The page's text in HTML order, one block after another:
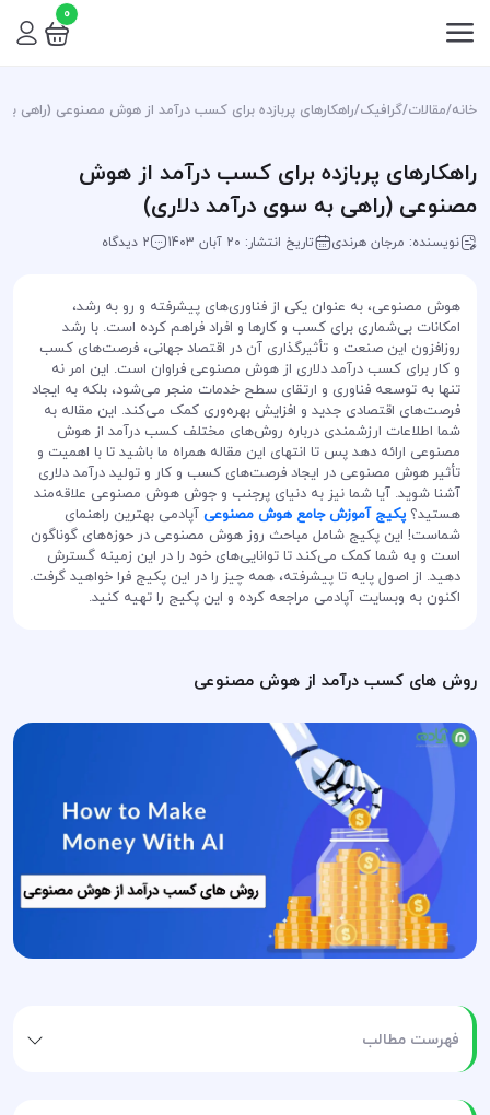
0
خانه/مقالات/گرافیک/راهکارهای پربازده برای کسب درآمد از هوش مصنوعی (راهی
راهکارهای پربازده برای کسب درآمد از هوش
مصنوعی (راهی به سوی درآمد دلاری)
نویسنده: مرجان هرندی تاریخ انتشار: 20 آبان 1403 2 دیدگاه
هوش مصنوعی، به عنوان یکی از فناوری‌های پیشرفته و رو به رشد،
امکانات بی‌شماری برای کسب و کارها و افراد فراهم کرده است. با رشد
روزافزون این صنعت و تأثیرگذاری آن در اقتصاد جهانی، فرصت‌های کسب
و کار برای کسب درآمد دلاری از هوش مصنوعی فراوان است. این امر نه
تنها به توسعه فناوری و ارتقای سطح خدمات منجر می‌شود، بلکه به ایجاد
فرصت‌های اقتصادی جدید و افزایش بهره‌وری کمک می‌کند. این مقاله به
شما اطلاعات ارزشمندی درباره روش‌های مختلف کسب درآمد از هوش
مصنوعی ارائه دهد پس تا انتهای این مقاله همراه ما باشید تا با اهمیت و
تأثیر هوش مصنوعی در ایجاد فرصت‌های کسب و کار و تولید درآمد دلاری
آشنا شوید. آیا شما نیز به دنیای پرجنب و جوش هوش مصنوعی علاقه‌مند
هستید؟پکیج آموزش جامع هوش مصنوعیآپادمی بهترین راهنمای
شماست! این پکیج شامل مباحث روز هوش مصنوعی در حوزه‌های گوناگون
است و به شما کمک می‌کند تا توانایی‌های خود را در این زمینه گسترش
دهید. از اصول پایه تا پیشرفته، همه چیز را در این پکیج فرا خواهید گرفت.
اکنون به وبسایت آپادمی مراجعه کرده و این پکیج را تهیه کنید.
روش های کسب درآمد از هوش مصنوعی
فهرست مطالب